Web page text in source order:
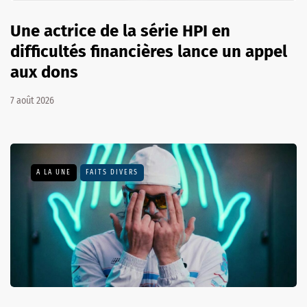
Une actrice de la série HPI en
difficultés financières lance un appel
aux dons
7 août 2026
A LA UNE FAITS DIVERS